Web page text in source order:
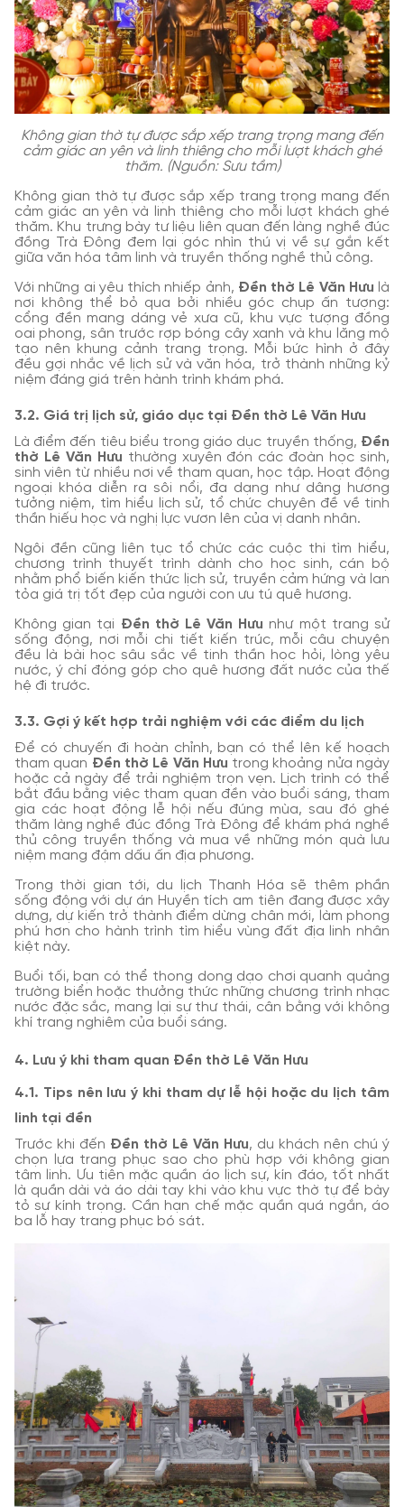
Không gian thờ tự được sắp xếp trang trọng mang đến
cảm giác an yên và linh thiêng cho mỗi lượt khách ghé
thăm. (Nguồn: Sưu tầm)
Không gian thờ tự được sắp xếp trang trọng mang đến
cảm giác an yên và linh thiêng cho mỗi lượt khách ghé
thăm. Khu trưng bày tư liệu liên quan đến làng nghề đúc
đồng Trà Đông đem lại góc nhìn thú vị về sự gắn kết
giữa văn hóa tâm linh và truyền thống nghề thủ công.
Với những ai yêu thích nhiếp ảnh, Đền thờ Lê Văn Hưu là
nơi không thể bỏ qua bởi nhiều góc chụp ấn tượng:
cổng đền mang dáng vẻ xưa cũ, khu vực tượng đồng
oai phong, sân trước rợp bóng cây xanh và khu lăng mộ
tạo nên khung cảnh trang trọng. Mỗi bức hình ở đây
đều gợi nhắc về lịch sử và văn hóa, trở thành những kỷ
niệm đáng giá trên hành trình khám phá.
3.2. Giá trị lịch sử, giáo dục tại Đền thờ Lê Văn Hưu
Là điểm đến tiêu biểu trong giáo dục truyền thống, Đền
thờ Lê Văn Hưu thường xuyên đón các đoàn học sinh,
sinh viên từ nhiều nơi về tham quan, học tập. Hoạt động
ngoại khóa diễn ra sôi nổi, đa dạng như dâng hương
tưởng niệm, tìm hiểu lịch sử, tổ chức chuyên đề về tinh
thần hiếu học và nghị lực vươn lên của vị danh nhân.
Ngôi đền cũng liên tục tổ chức các cuộc thi tìm hiểu,
chương trình thuyết trình dành cho học sinh, cán bộ
nhằm phổ biến kiến thức lịch sử, truyền cảm hứng và lan
tỏa giá trị tốt đẹp của người con ưu tú quê hương.
Không gian tại Đền thờ Lê Văn Hưu như một trang sử
sống động, nơi mỗi chi tiết kiến trúc, mỗi câu chuyện
đều là bài học sâu sắc về tinh thần học hỏi, lòng yêu
nước, ý chí đóng góp cho quê hương đất nước của thế
hệ đi trước.
3.3. Gợi ý kết hợp trải nghiệm với các điểm du lịch
Để có chuyến đi hoàn chỉnh, bạn có thể lên kế hoạch
tham quan Đền thờ Lê Văn Hưu trong khoảng nửa ngày
hoặc cả ngày để trải nghiệm trọn vẹn. Lịch trình có thể
bắt đầu bằng việc tham quan đền vào buổi sáng, tham
gia các hoạt động lễ hội nếu đúng mùa, sau đó ghé
thăm làng nghề đúc đồng Trà Đông để khám phá nghề
thủ công truyền thống và mua về những món quà lưu
niệm mang đậm dấu ấn địa phương.
Trong thời gian tới, du lịch Thanh Hóa sẽ thêm phần
sống động với dự án Huyền tích am tiên đang được xây
dựng, dự kiến trở thành điểm dừng chân mới, làm phong
phú hơn cho hành trình tìm hiểu vùng đất địa linh nhân
kiệt này.
Buổi tối, bạn có thể thong dong dạo chơi quanh quảng
trường biển hoặc thưởng thức những chương trình nhạc
nước đặc sắc, mang lại sự thư thái, cân bằng với không
khí trang nghiêm của buổi sáng.
4. Lưu ý khi tham quan Đền thờ Lê Văn Hưu
4.1. Tips nên lưu ý khi tham dự lễ hội hoặc du lịch tâm
linh tại đền
Trước khi đến Đền thờ Lê Văn Hưu, du khách nên chú ý
chọn lựa trang phục sao cho phù hợp với không gian
tâm linh. Ưu tiên mặc quần áo lịch sự, kín đáo, tốt nhất
là quần dài và áo dài tay khi vào khu vực thờ tự để bày
tỏ sự kính trọng. Cần hạn chế mặc quần quá ngắn, áo
ba lỗ hay trang phục bó sát.